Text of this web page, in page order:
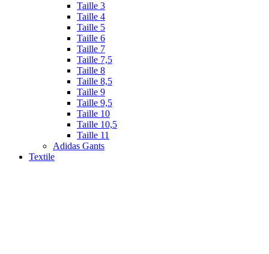
Taille 3
Taille 4
Taille 5
Taille 6
Taille 7
Taille 7,5
Taille 8
Taille 8,5
Taille 9
Taille 9,5
Taille 10
Taille 10,5
Taille 11
Adidas Gants
Textile